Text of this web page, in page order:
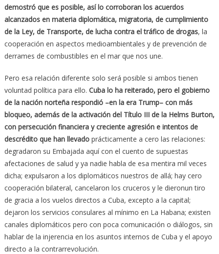
demostró que es posible, así lo corroboran los acuerdos
alcanzados en materia diplomática, migratoria, de cumplimiento
de la Ley, de Transporte, de lucha contra el tráfico de drogas, la
cooperación en aspectos medioambientales y de prevención de
derrames de combustibles en el mar que nos une.
Pero esa relación diferente solo será posible si ambos tienen
voluntad política para ello. Cuba lo ha reiterado, pero el gobierno
de la nación norteña respondió –en la era Trump– con más
bloqueo, además de la activación del Título III de la Helms Burton,
con persecución financiera y creciente agresión e intentos de
descrédito que han llevadoprácticamente a cero las relaciones:
degradaron su Embajada aquí con el cuento de supuestas
afectaciones de salud y ya nadie habla de esa mentira mil veces
dicha; expulsaron a los diplomáticos nuestros de allá; hay cero
cooperación bilateral, cancelaron los cruceros y le dieronun tiro
de gracia a los vuelos directos a Cuba, excepto a la capital;
dejaron los servicios consulares al mínimo en La Habana; existen
canales diplomáticos pero con poca comunicación o diálogos, sin
hablar de la injerencia en los asuntos internos de Cuba y el apoyo
directo a la contrarrevolución.